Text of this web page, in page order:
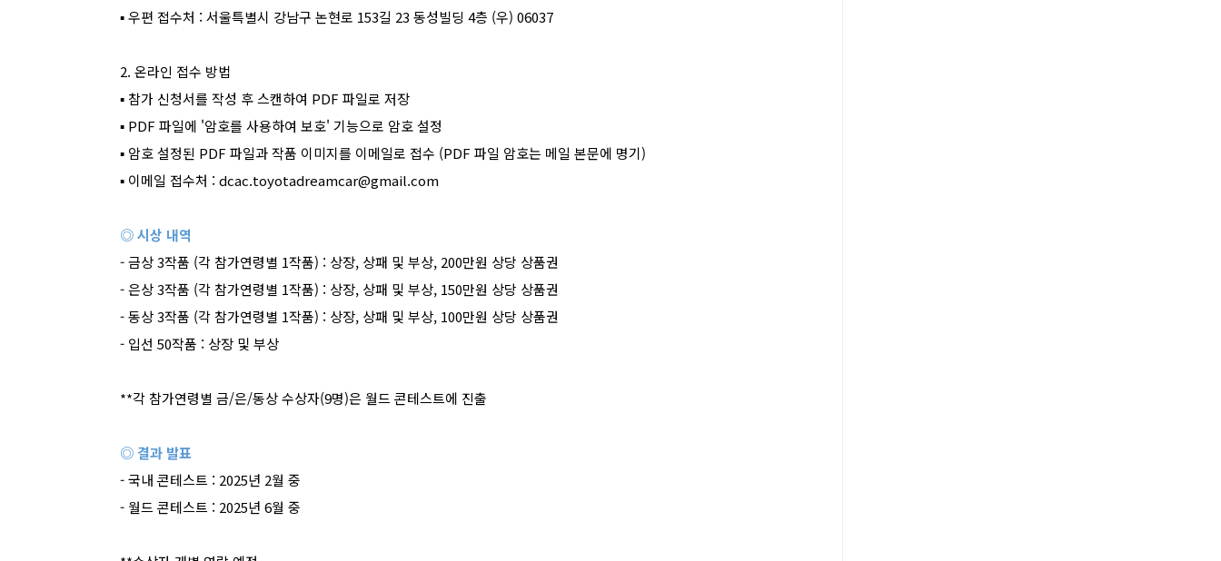
▪우편 접수처 : 서울특별시 강남구 논현로 153길 23 동성빌딩 4층 (우) 06037
2. 온라인 접수 방법
▪ 참가 신청서를 작성 후 스캔하여 PDF 파일로 저장
▪ PDF 파일에 '암호를 사용하여 보호' 기능으로 암호 설정
▪ 암호 설정된 PDF 파일과 작품 이미지를 이메일로 접수 (PDF 파일 암호는 메일 본문에 명기)
▪ 이메일 접수처 : dcac.toyotadreamcar@gmail.com
◎ 시상 내역
-금상3작품 (각 참가연령별 1작품) : 상장, 상패 및 부상, 200만원 상당 상품권
-은상3작품 (각 참가연령별 1작품) : 상장, 상패 및 부상, 150만원 상당 상품권
-동상3작품 (각 참가연령별 1작품) : 상장, 상패 및 부상, 100만원 상당 상품권
- 입선 50작품 : 상장 및 부상
**각 참가연령별 금/은/동상 수상자(9명)은 월드 콘테스트에 진출
◎ 결과 발표
-국내 콘테스트 : 2025년 2월 중
- 월드 콘테스트 : 2025년 6월 중